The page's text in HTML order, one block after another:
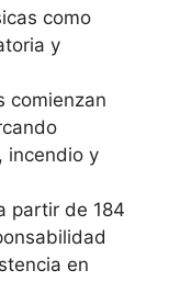
como
y
comienzan
incendio y
partir de 184
en